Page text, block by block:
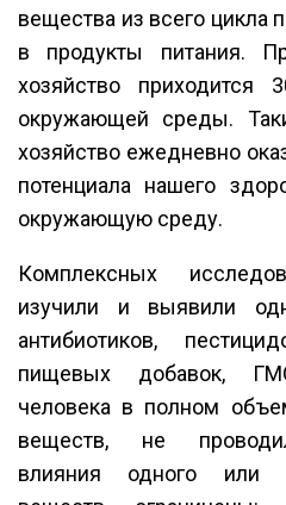
вещества из всего цикла
в продукты питания.
хозяйство приходится
окружающей среды.
хозяйство ежедневно
потенциала нашего
окружающую среду.
Комплексных
изучили и выявили
антибиотиков,
пищевых добавок,
человека в полном
веществ, не
влияния одного или